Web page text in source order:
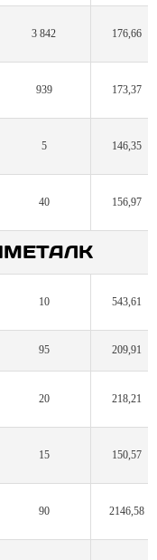
3 842 176,66
939 173,37
5 146,35
40 156,97
10 543,61
95 209,91
20 218,21
15 150,57
90 2146,58